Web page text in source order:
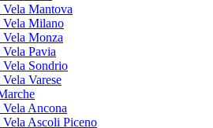
Mantova
Vela Milano
Monza
Pavia
Sondrio
Varese
Ancona
Ascoli Piceno